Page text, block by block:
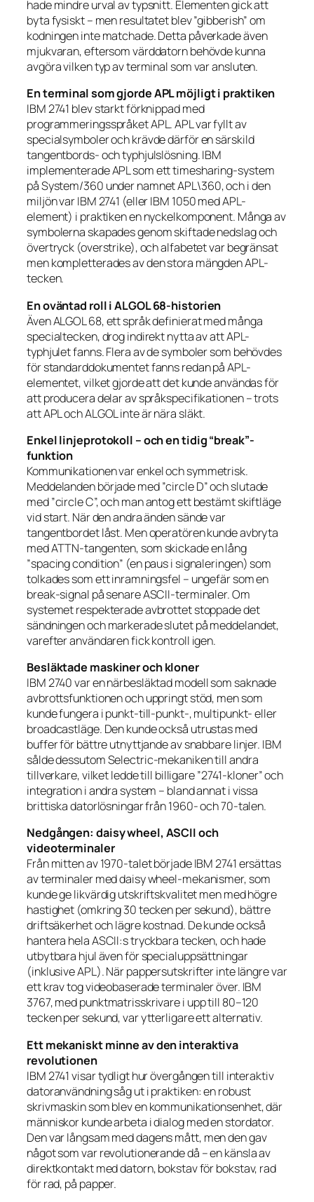
hade mindre urval av typsnitt. Elementen gick att
byta fysiskt – men resultatet blev ”gibberish” om
kodningen inte matchade. Detta påverkade även
mjukvaran, eftersom värddatorn behövde kunna
avgöra vilken typ av terminal som var ansluten.
En terminal som gjorde APL möjligt i praktiken
IBM 2741 blev starkt förknippad med
programmeringsspråket APL. APL var fyllt av
specialsymboler och krävde därför en särskild
tangentbords- och typhjulslösning. IBM
implementerade APL som ett timesharing-system
på System/360 under namnet APL\360, och i den
miljön var IBM 2741 (eller IBM 1050 med APL-
element) i praktiken en nyckelkomponent. Många av
symbolerna skapades genom skiftade nedslag och
övertryck (overstrike), och alfabetet var begränsat
men kompletterades av den stora mängden APL-
tecken.
En oväntad roll i ALGOL 68-historien
Även ALGOL 68, ett språk definierat med många
specialtecken, drog indirekt nytta av att APL-
typhjulet fanns. Flera av de symboler som behövdes
för standarddokumentet fanns redan på APL-
elementet, vilket gjorde att det kunde användas för
att producera delar av språkspecifikationen – trots
att APL och ALGOL inte är nära släkt.
Enkel linjeprotokoll – och en tidig “break”-
funktion
Kommunikationen var enkel och symmetrisk.
Meddelanden började med ”circle D” och slutade
med ”circle C”, och man antog ett bestämt skiftläge
vid start. När den andra änden sände var
tangentbordet låst. Men operatören kunde avbryta
med ATTN-tangenten, som skickade en lång
”spacing condition” (en paus i signaleringen) som
tolkades som ett inramningsfel – ungefär som en
break-signal på senare ASCII-terminaler. Om
systemet respekterade avbrottet stoppade det
sändningen och markerade slutet på meddelandet,
varefter användaren fick kontroll igen.
Besläktade maskiner och kloner
IBM 2740 var en närbesläktad modell som saknade
avbrottsfunktionen och uppringt stöd, men som
kunde fungera i punkt-till-punkt-, multipunkt- eller
broadcastläge. Den kunde också utrustas med
buffer för bättre utnyttjande av snabbare linjer. IBM
sålde dessutom Selectric-mekaniken till andra
tillverkare, vilket ledde till billigare ”2741-kloner” och
integration i andra system – bland annat i vissa
brittiska datorlösningar från 1960- och 70-talen.
Nedgången: daisy wheel, ASCII och
videoterminaler
Från mitten av 1970-talet började IBM 2741 ersättas
av terminaler med daisy wheel-mekanismer, som
kunde ge likvärdig utskriftskvalitet men med högre
hastighet (omkring 30 tecken per sekund), bättre
driftsäkerhet och lägre kostnad. De kunde också
hantera hela ASCII:s tryckbara tecken, och hade
utbytbara hjul även för specialuppsättningar
(inklusive APL). När pappersutskrifter inte längre var
ett krav tog videobaserade terminaler över. IBM
3767, med punktmatrisskrivare i upp till 80–120
tecken per sekund, var ytterligare ett alternativ.
Ett mekaniskt minne av den interaktiva
revolutionen
IBM 2741 visar tydligt hur övergången till interaktiv
datoranvändning såg ut i praktiken: en robust
skrivmaskin som blev en kommunikationsenhet, där
människor kunde arbeta i dialog med en stordator.
Den var långsam med dagens mått, men den gav
något som var revolutionerande då – en känsla av
direktkontakt med datorn, bokstav för bokstav, rad
för rad, på papper.